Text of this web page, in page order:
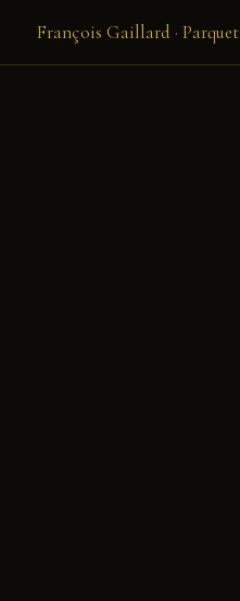
François Gaillard · Parquet